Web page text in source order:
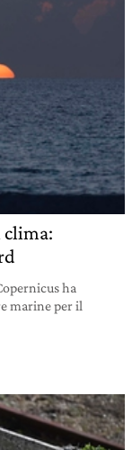
clima:
ha
marine per il